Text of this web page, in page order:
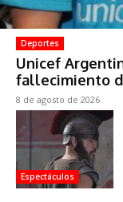
Deportes
Unicef
fallecimiento
8 de agosto de 2026
Espectáculos